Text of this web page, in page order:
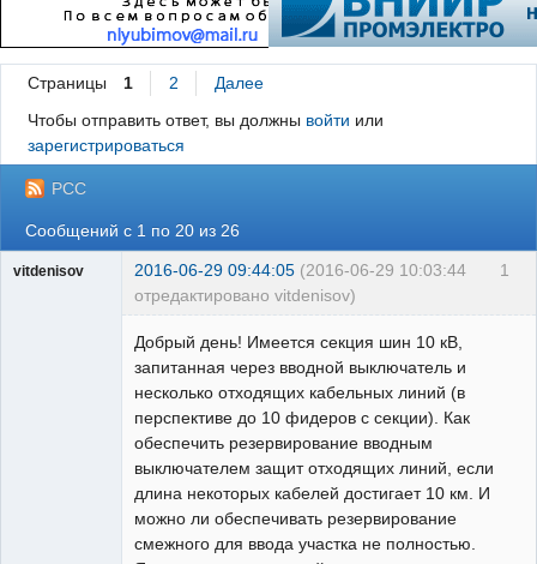
Страницы 1 2
Далее
Чтобы отправить ответ, вы должны войти или
зарегистрироваться
РСС
Сообщений с 1 по 20 из 26
1
vitdenisov 2016-06-29 09:44:05 (2016-06-29 10:03:44
отредактировано vitdenisov)
Добрый день! Имеется секция шин 10 кВ,
запитанная через вводной выключатель и
несколько отходящих кабельных линий (в
перспективе до 10 фидеров с секции). Как
обеспечить резервирование вводным
выключателем защит отходящих линий, если
длина некоторых кабелей достигает 10 км. И
можно ли обеспечивать резервирование
смежного для ввода участка не полностью.